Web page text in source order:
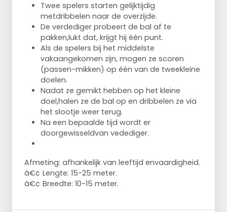
Twee spelers starten gelijktijdig
metdribbelen naar de overzijde.
De verdediger probeert de bal af te
pakken,lukt dat, krijgt hij één punt.
Als de spelers bij het middelste
vakaangekomen zijn, mogen ze scoren
(passen-mikken) op één van de tweekleine
doelen.
Nadat ze gemikt hebben op het kleine
doel,halen ze de bal op en dribbelen ze via
het slootje weer terug.
Na een bepaalde tijd wordt er
doorgewisseldvan vedediger.
Afmeting: afhankelijk van leeftijd envaardigheid.
â€¢ Lengte: 15-25 meter.
â€¢ Breedte: 10-15 meter.